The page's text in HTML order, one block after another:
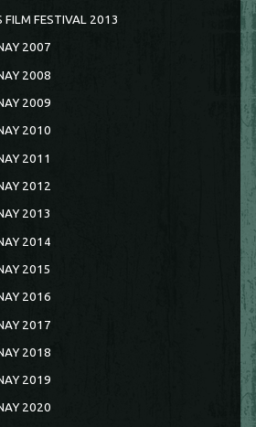
FILM FESTIVAL 2013
2007
2008
2009
2010
2011
2012
2013
2014
2015
2016
2017
2018
2019
2020